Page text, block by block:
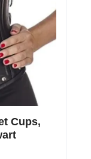
Cups,